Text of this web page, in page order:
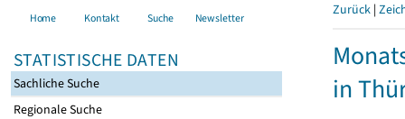
Home Kontakt Suche Newsletter
STATISTISCHE DATEN
Sachliche Suche
Regionale Suche
Zurück |
in